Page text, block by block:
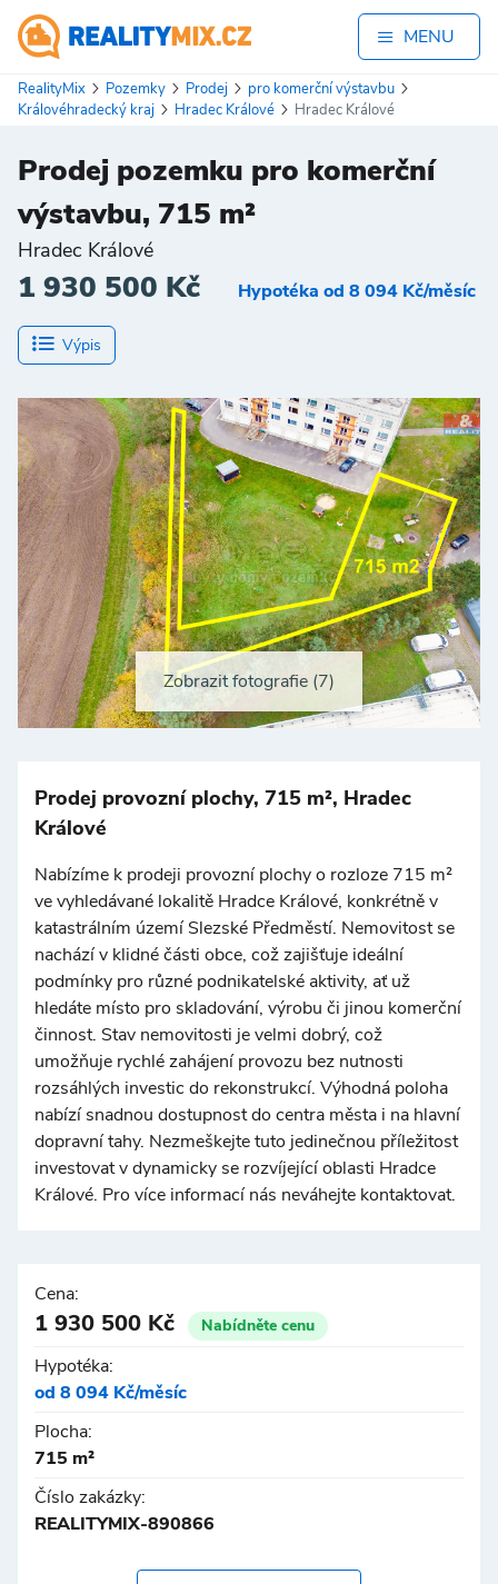
MENU
RealityMix Pozemky Prodej
pro komerční výstavbu
Královéhradecký kraj
Hradec Králové Hradec Králové
Prodej pozemku pro komerční
výstavbu, 715 m²
Hradec Králové
1 930 500 Kč Hypotéka od 8 094 Kč/měsíc
Výpis
Zobrazit fotografie (7)
Prodej provozní plochy, 715 m², Hradec
Králové
Nabízíme k prodeji provozní plochy o rozloze 715 m²
ve vyhledávané lokalitě Hradce Králové, konkrétně v
katastrálním území Slezské Předměstí. Nemovitost se
nachází v klidné části obce, což zajišťuje ideální
podmínky pro různé podnikatelské aktivity, ať už
hledáte místo pro skladování, výrobu či jinou komerční
činnost. Stav nemovitosti je velmi dobrý, což
umožňuje rychlé zahájení provozu bez nutnosti
rozsáhlých investic do rekonstrukcí. Výhodná poloha
nabízí snadnou dostupnost do centra města i na hlavní
dopravní tahy. Nezmeškejte tuto jedinečnou příležitost
investovat v dynamicky se rozvíjející oblasti Hradce
Králové. Pro více informací nás neváhejte kontaktovat.
Cena:
1 930 500 Kč Nabídněte cenu
Hypotéka:
od 8 094 Kč/měsíc
Plocha:
715 m²
Číslo zakázky:
REALITYMIX-890866